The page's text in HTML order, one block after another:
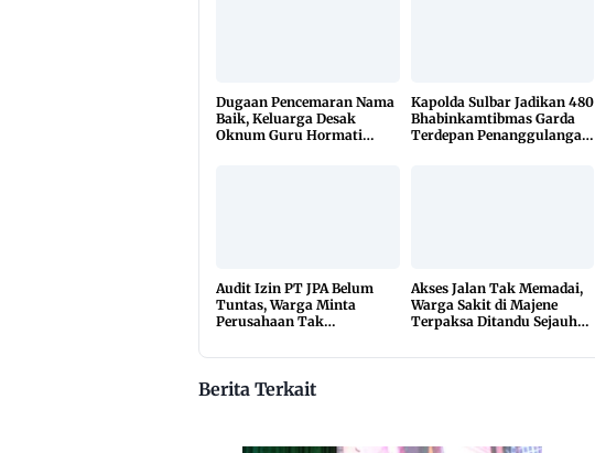
Dugaan Pencemaran Nama
Baik, Keluarga Desak
Oknum Guru Hormati
Kapolda Sulbar Jadikan 480
Bhabinkamtibmas Garda
Terdepan Penanggulangan
Audit Izin PT JPA Belum
Tuntas, Warga Minta
Perusahaan Tak
Akses Jalan Tak Memadai,
Warga Sakit di Majene
Terpaksa Ditandu Sejauh
Berita Terkait